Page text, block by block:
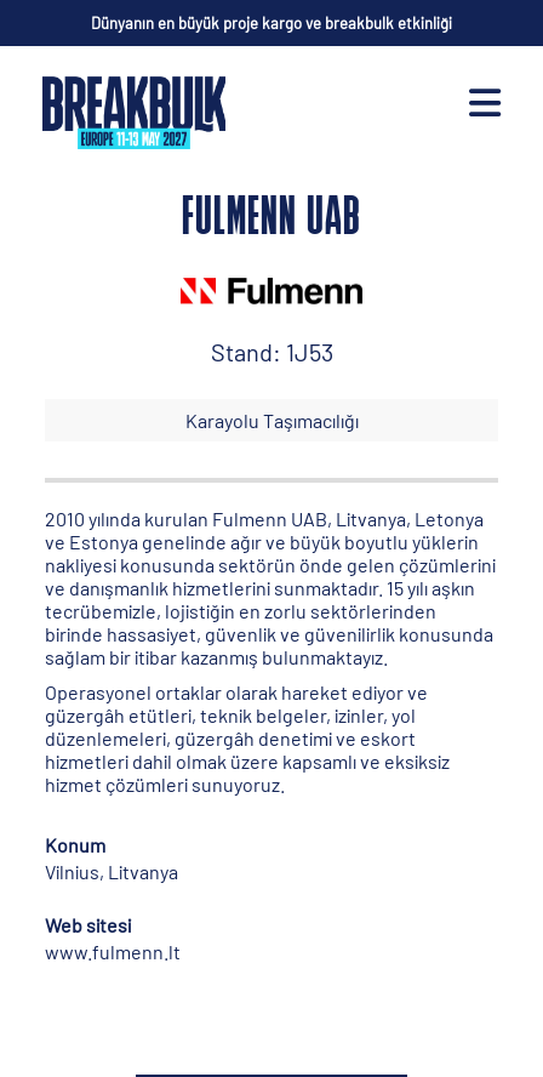
Dünyanın en büyük proje kargo ve breakbulk etkinliği
FULMENN UAB
Stand: 1J53
Karayolu Taşımacılığı
2010 yılında kurulan Fulmenn UAB, Litvanya, Letonya
ve Estonya genelinde ağır ve büyük boyutlu yüklerin
nakliyesi konusunda sektörün önde gelen çözümlerini
ve danışmanlık hizmetlerini sunmaktadır. 15 yılı aşkın
tecrübemizle, lojistiğin en zorlu sektörlerinden
birinde hassasiyet, güvenlik ve güvenilirlik konusunda
sağlam bir itibar kazanmış bulunmaktayız.
Operasyonel ortaklar olarak hareket ediyor ve
güzergâh etütleri, teknik belgeler, izinler, yol
düzenlemeleri, güzergâh denetimi ve eskort
hizmetleri dahil olmak üzere kapsamlı ve eksiksiz
hizmet çözümleri sunuyoruz.
Konum
Vilnius, Litvanya
Web sitesi
www.fulmenn.lt